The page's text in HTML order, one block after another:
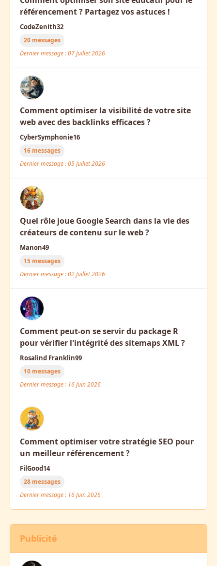
référencement ? Partagez vos astuces !
CodeZenith32
20 messages
Dernier message : 07 Juillet 2026
Comment optimiser la visibilité de votre site
web avec des backlinks efficaces ?
CyberSymphonie16
16 messages
Dernier message : 05 Juillet 2026
Quel rôle joue Google Search dans la vie des
créateurs de contenu sur le web ?
Manon49
15 messages
Dernier message : 02 Juillet 2026
Comment peut-on se servir du package R
pour vérifier l'intégrité des sitemaps XML ?
Rosalind Franklin99
10 messages
Dernier message : 16 Juin 2026
Comment optimiser votre stratégie SEO pour
un meilleur référencement ?
FilGood14
28 messages
Dernier message : 16 Juin 2026
Publicité